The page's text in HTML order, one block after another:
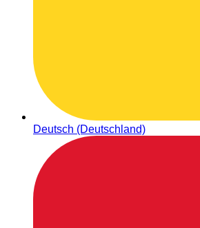
Deutsch (Deutschland)